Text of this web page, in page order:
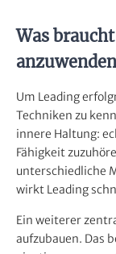
Was
Um Leading
Techniken zu
innere Haltung:
Fähigkeit
unterschiedliche
wirkt Leading
Ein weiterer
aufzubauen. Das